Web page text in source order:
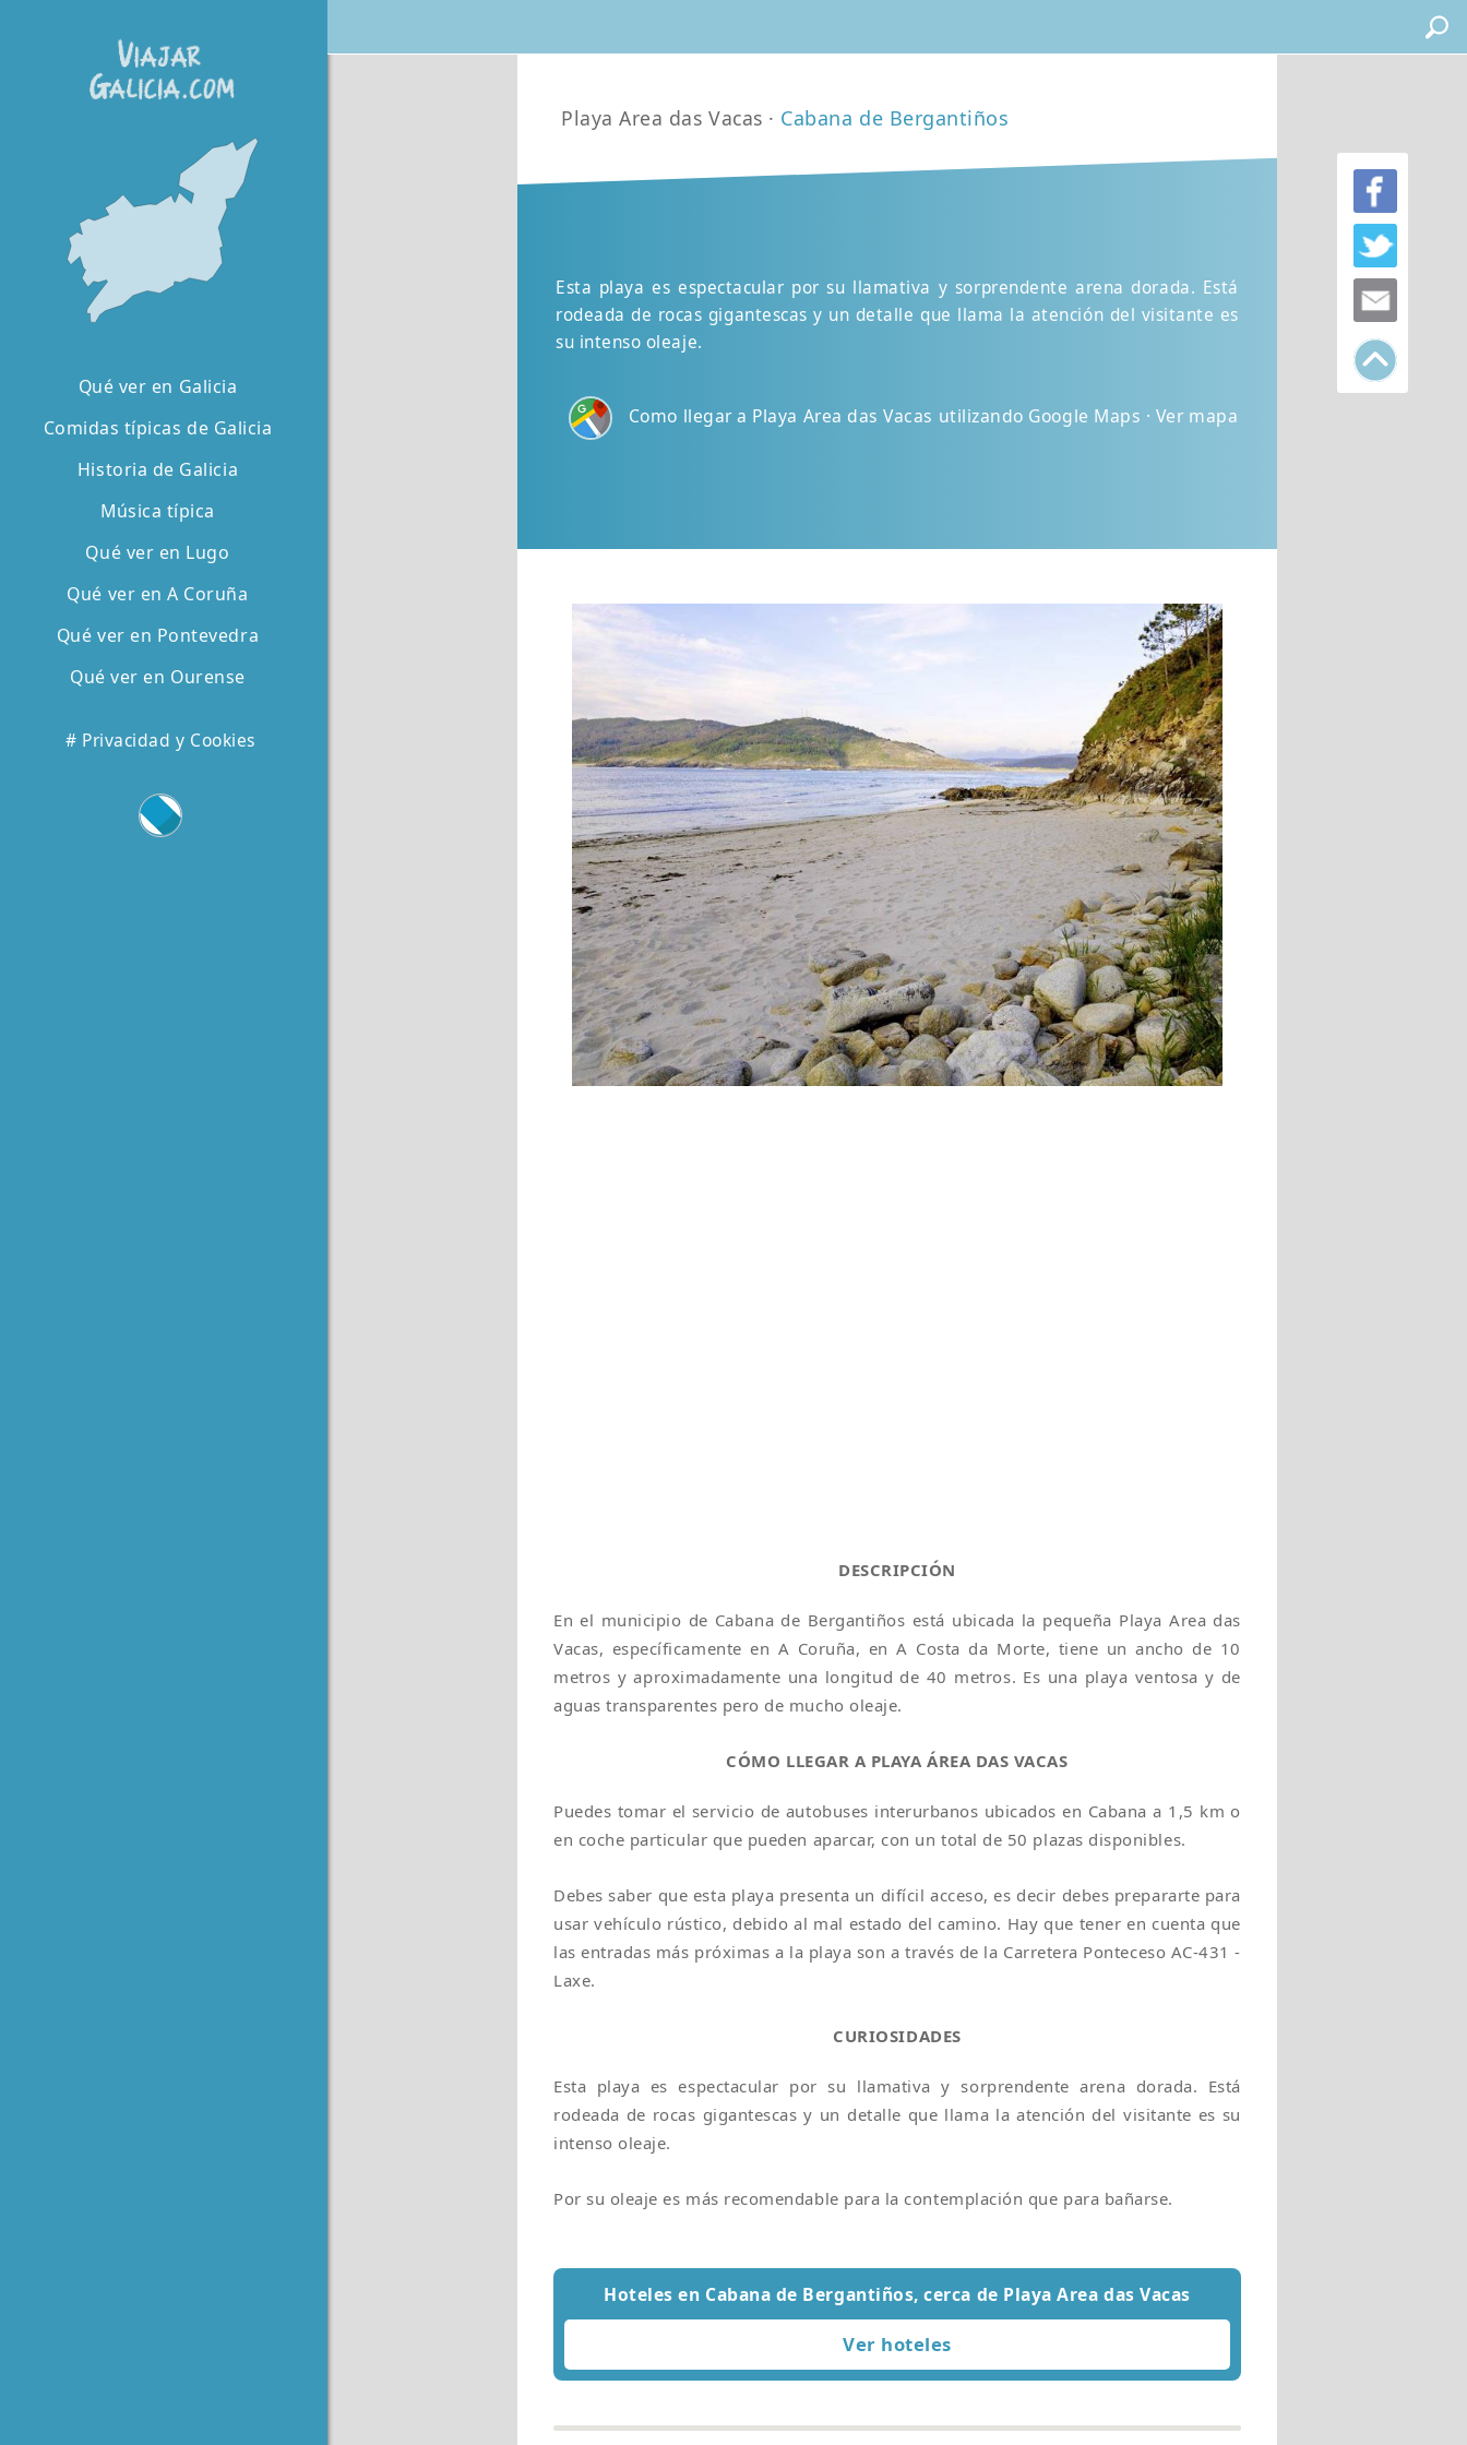
Playa Area das Vacas · Cabana de Bergantiños
Esta playa es espectacular por su llamativa y sorprendente arena dorada. Está
rodeada de rocas gigantescas y un detalle que llama la atención del visitante es
su intenso oleaje.
Como llegar a Playa Area das Vacas utilizando Google Maps · Ver mapa
DESCRIPCIÓN
En el municipio de Cabana de Bergantiños está ubicada la pequeña Playa Area das
Vacas, específicamente en A Coruña, en A Costa da Morte, tiene un ancho de 10
metros y aproximadamente una longitud de 40 metros. Es una playa ventosa y de
aguas transparentes pero de mucho oleaje.
CÓMO LLEGAR A PLAYA ÁREA DAS VACAS
Puedes tomar el servicio de autobuses interurbanos ubicados en Cabana a 1,5 km o
en coche particular que pueden aparcar, con un total de 50 plazas disponibles.
Debes saber que esta playa presenta un difícil acceso, es decir debes prepararte para
usar vehículo rústico, debido al mal estado del camino. Hay que tener en cuenta que
las entradas más próximas a la playa son a través de la Carretera Ponteceso AC-431 -
Laxe.
CURIOSIDADES
Esta playa es espectacular por su llamativa y sorprendente arena dorada. Está
rodeada de rocas gigantescas y un detalle que llama la atención del visitante es su
intenso oleaje.
Por su oleaje es más recomendable para la contemplación que para bañarse.
Hoteles en Cabana de Bergantiños, cerca de Playa Area das Vacas
Qué ver en Galicia
Comidas típicas de Galicia
Historia de Galicia
Música típica
Qué ver en Lugo
Qué ver en A Coruña
Qué ver en Pontevedra
Qué ver en Ourense
# Privacidad y Cookies